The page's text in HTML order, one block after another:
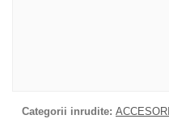
Categorii inrudite: ACCESORII